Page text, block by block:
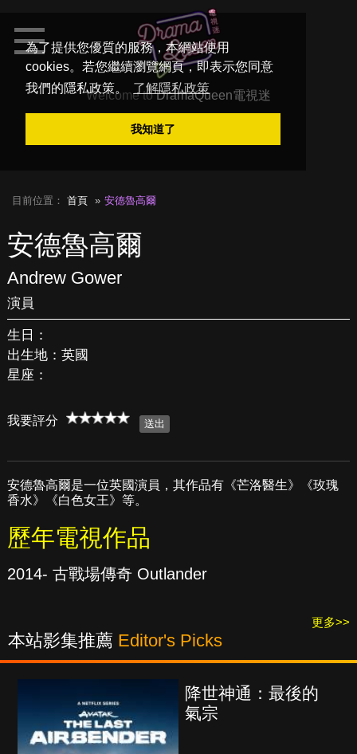
為了提供您優質的服務，本網站使用
cookies。若您繼續瀏覽網頁，即表示您同意
我們的隱私政策。
了解隱私政策
我知道了
Welcome toDramaQueen電視迷
目前位置： 首頁 安德魯高爾
安德魯高爾
Andrew Gower
演員
生日：
出生地：英國
星座：
我要評分
安德魯高爾是一位英國演員，其作品有《芒洛醫生》《玫瑰
香水》《白色女王》等。
歷年電視作品
2014- 古戰場傳奇 Outlander
更多>>
本站影集推薦 Editor's Picks
降世神通：最後的
氣宗